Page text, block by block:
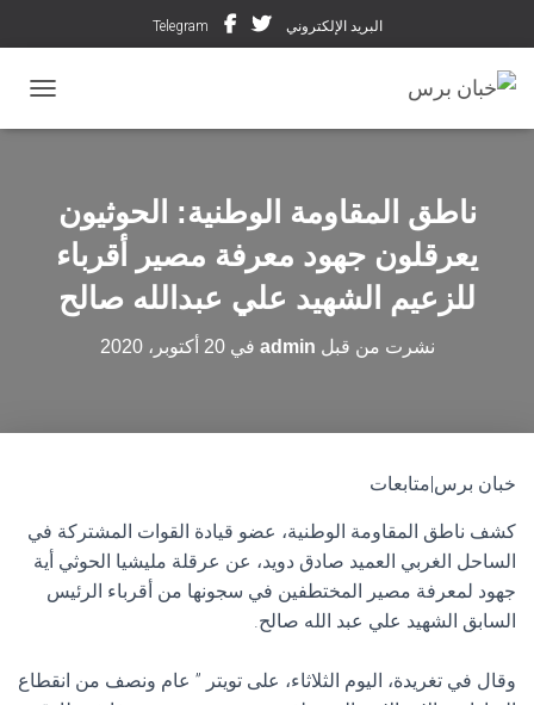
البريد الإلكتروني Telegram
ناطق المقاومة الوطنية: الحوثيون
يعرقلون جهود معرفة مصير أقرباء
للزعيم الشهيد علي عبدالله صالح
نشرت من قبل admin في20 أكتوبر، 2020
خبان برس|متابعات
كشف ناطق المقاومة الوطنية، عضو قيادة القوات المشتركة في
الساحل الغربي العميد صادق دويد، عن عرقلة مليشيا الحوثي أية
جهود لمعرفة مصير المختطفين في سجونها من أقرباء الرئيس
السابق الشهيد علي عبد الله صالح.
وقال في تغريدة، اليوم الثلاثاء، على تويتر ” عام ونصف من انقطاع